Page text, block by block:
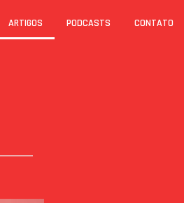
ARTIGOS PODCASTS CONTATO